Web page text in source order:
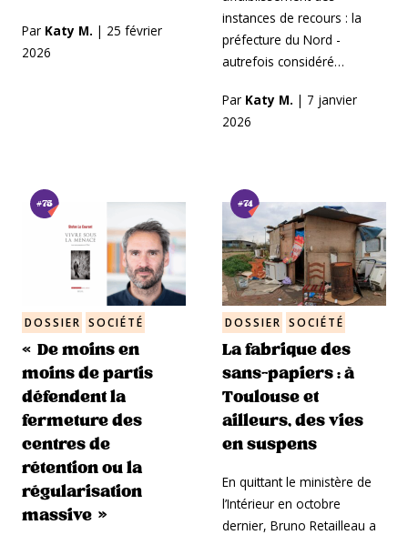
Par Katy M. | 25 février
2026
instances de recours : la
préfecture du Nord -
autrefois considéré…
Par Katy M. | 7 janvier
2026
#75
DOSSIER SOCIÉTÉ
« De moins en
moins de partis
défendent la
fermeture des
centres de
rétention ou la
régularisation
massive »
#74
DOSSIER SOCIÉTÉ
La fabrique des
sans-papiers : à
Toulouse et
ailleurs, des vies
en suspens
En quittant le ministère de
l’Intérieur en octobre
dernier, Bruno Retailleau a